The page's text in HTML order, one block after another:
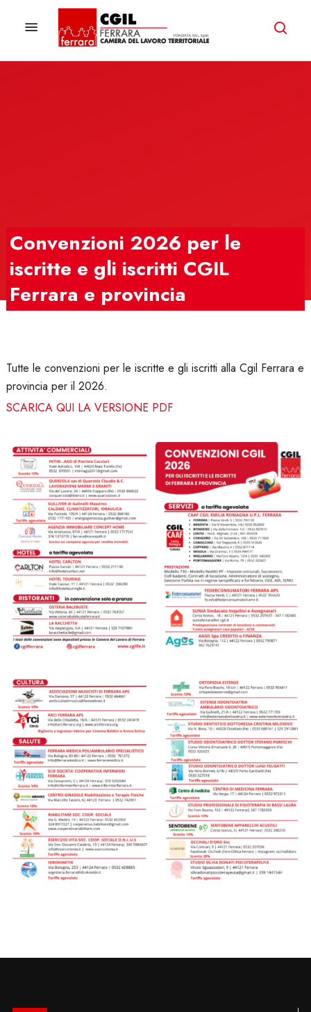
content
Menu
Convenzioni 2026 per le
iscritte e gli iscritti CGIL
Ferrara e provincia
Tutte le convenzioni per le iscritte e gli iscritti alla Cgil Ferrara e
provincia per il 2026.
SCARICA QUI LA VERSIONE PDF